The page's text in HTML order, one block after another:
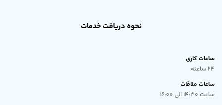
نحوه دریافت خدمات
ساعات کاری
24 ساعته
ساعات ملاقات
ساعت 14:30 الی 16:00